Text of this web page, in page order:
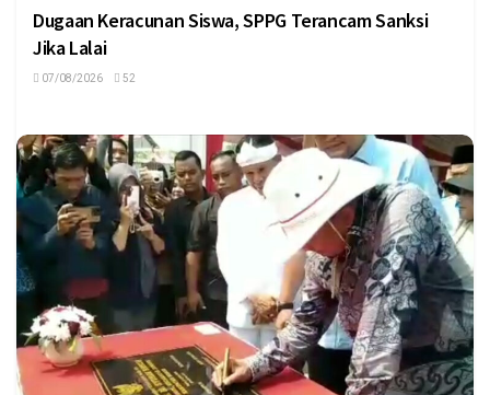
Dugaan Keracunan Siswa, SPPG Terancam Sanksi
Jika Lalai
07/08/2026 52